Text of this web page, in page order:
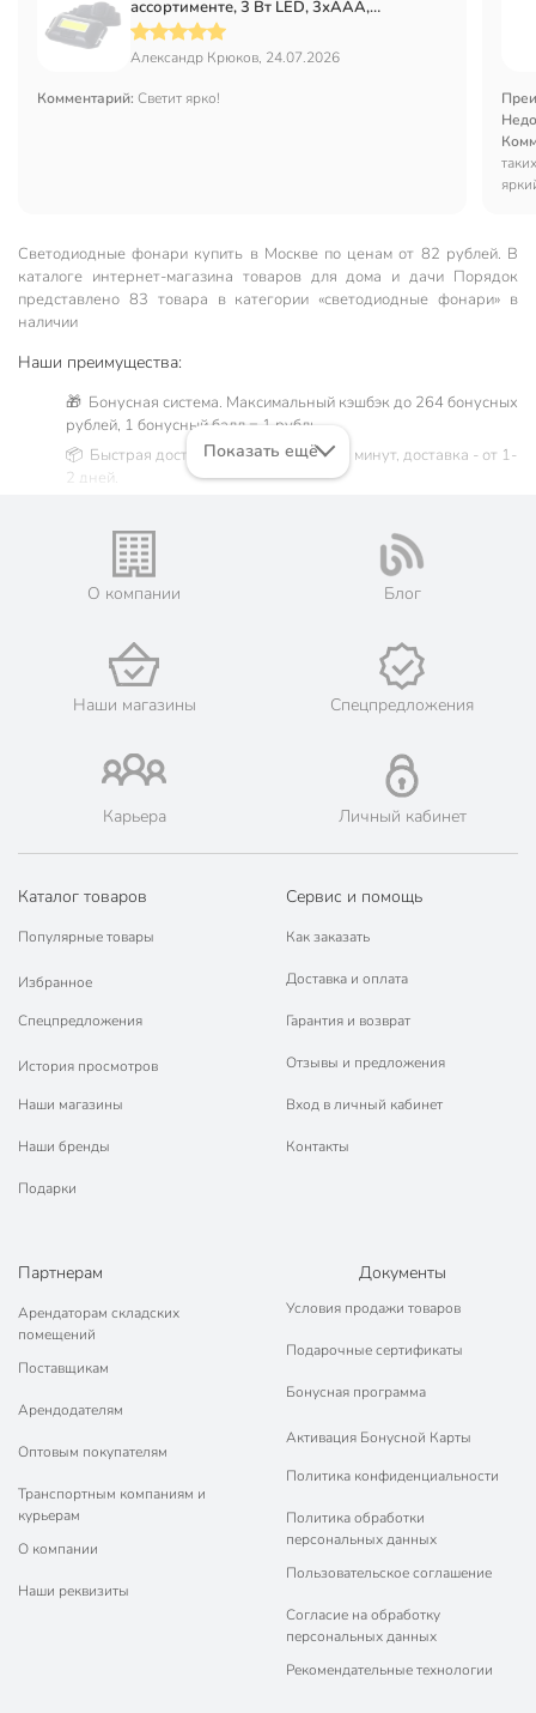
ассортименте, 3 Вт LED, 3хAAA,
SPE17194-7
Александр Крюков, 24.07.2026
Комментарий: Светит ярко!
Светодиодные фонари купить в Москве по ценам от 82 рублей. В
каталоге интернет-магазина товаров для дома и дачи Порядок
представлено 83 товара в категории «светодиодные фонари» в
наличии
Наши преимущества:
🎁 Бонусная система. Максимальный кэшбэк до 264 бонусных
рублей, 1 бонусный балл = 1 рубль.
📦 Быстрая доставка. Самовывоз от 60 минут, доставка - от 1-
2 дней.
Жители Московской области могут сделать заказ и оплатить
его онлайн на официальном сайте сети магазинов Порядок.
💳 Оплата: онлайн на сайте интернет-гипермаркета или
🛍 Скидки, акции, распродажи каждый день!
📜 Только оригинальная продукция. Интернет-гипермаркет
Порядок - официальный представитель ведущих мировых
марок.
Показать ещё
О компании Блог
Наши магазины Спецпредложения
Карьера Личный кабинет
Каталог товаров
Популярные товары
Избранное
Спецпредложения
История просмотров
Наши магазины
Наши бренды
Подарки
Сервис и помощь
Как заказать
Доставка и оплата
Гарантия и возврат
Отзывы и предложения
Вход в личный кабинет
Контакты
Партнерам
Арендаторам складских
помещений
Поставщикам
Арендодателям
Оптовым покупателям
Транспортным компаниям и
курьерам
О компании
Наши реквизиты
Документы
Условия продажи товаров
Подарочные сертификаты
Бонусная программа
Активация Бонусной Карты
Политика конфиденциальности
Политика обработки
персональных данных
Пользовательское соглашение
Согласие на обработку
персональных данных
Рекомендательные технологии